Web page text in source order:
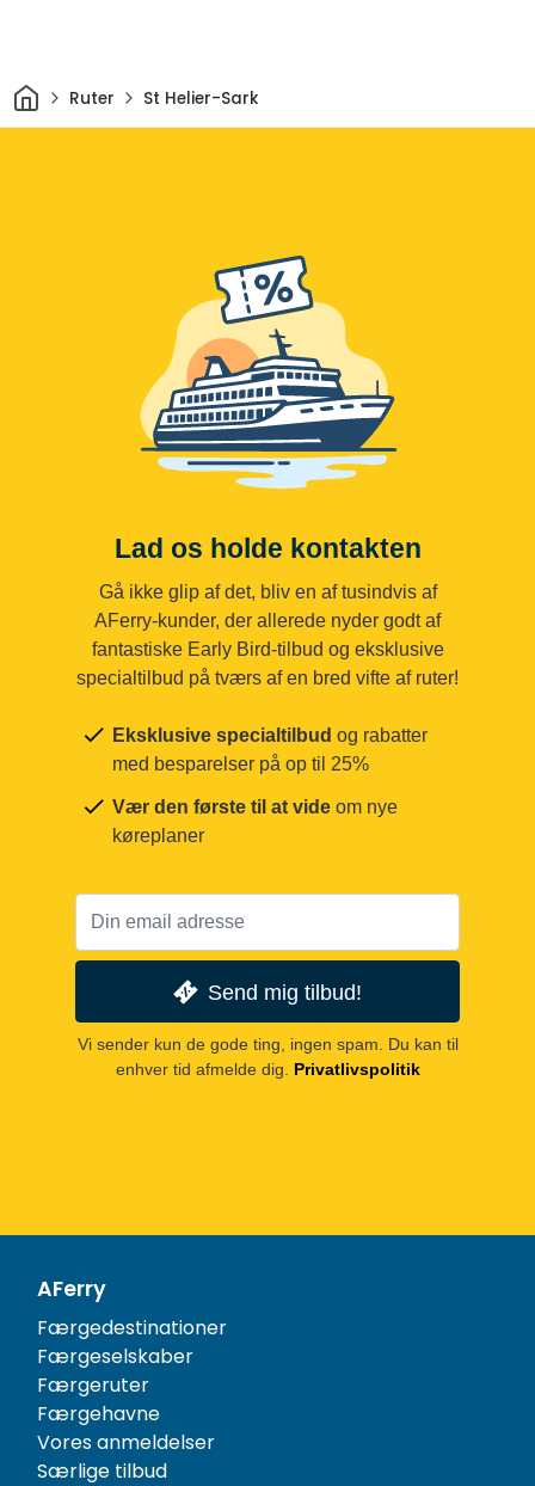
HjemRuter St Helier-Sark
Lad os holde kontakten
Gå ikke glip af det, bliv en af tusindvis af
AFerry-kunder, der allerede nyder godt af
fantastiske Early Bird-tilbud og eksklusive
specialtilbud på tværs af en bred vifte af ruter!
Eksklusive specialtilbud og rabatter
med besparelser på op til 25%
Vær den første til at vide om nye
køreplaner
Send mig tilbud!
Vi sender kun de gode ting, ingen spam. Du kan til
enhver tid afmelde dig.
Privatlivspolitik
AFerry
Færgedestinationer
Færgeselskaber
Færgeruter
Færgehavne
Vores anmeldelser
Særlige tilbud